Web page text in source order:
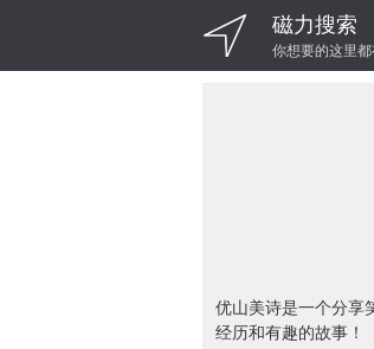
磁力搜索
你想要的这里
优山美诗是一个分享
经历和有趣的故事！